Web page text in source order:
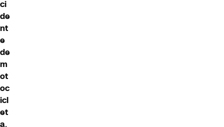
ci
de
nt
e
de
m
ot
oc
icl
et
a,